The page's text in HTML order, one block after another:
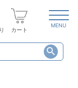
カート
MENU